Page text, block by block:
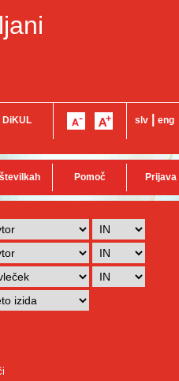
DiKUL slv eng
Pomoč Prijava